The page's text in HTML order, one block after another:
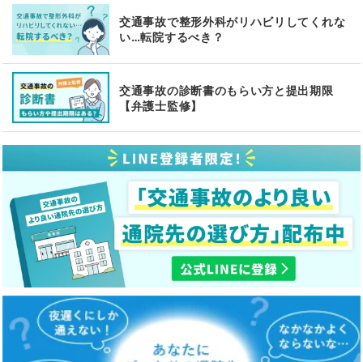
交通事故で整形外科がリハビリしてくれな
い…転院するべき？
交通事故の診断書のもらい方と提出期限
【弁護士監修】